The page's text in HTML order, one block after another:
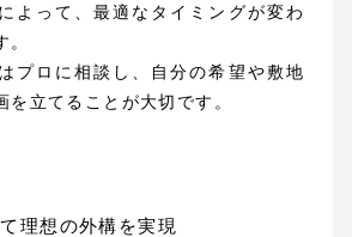
よって、最適なタイミングが変わ
プロに相談し、自分の希望や敷地
を立てることが大切です。
理想の外構を実現